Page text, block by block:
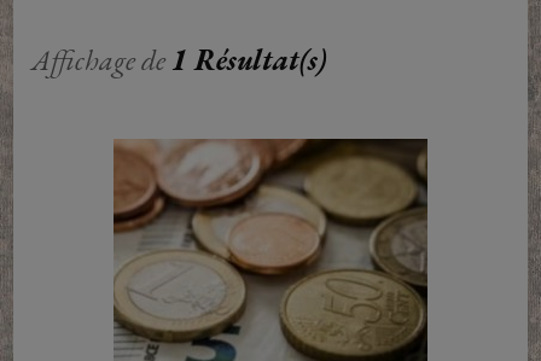
Affichage de1 Résultat(s)